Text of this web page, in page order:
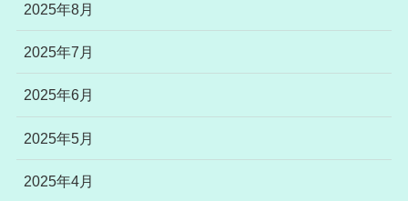
2025年8月
2025年7月
2025年6月
2025年5月
2025年4月